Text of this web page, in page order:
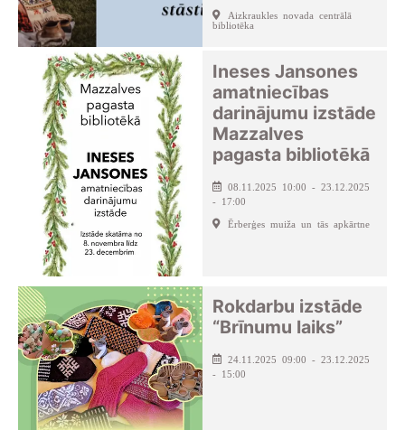
Aizkraukles novada centrālā
bibliotēka
Ineses Jansones
amatniecības
darinājumu izstāde
Mazzalves
pagasta bibliotēkā
08.11.2025 10:00 - 23.12.2025
- 17:00
Ērberģes muiža un tās apkārtne
Rokdarbu izstāde
“Brīnumu laiks”
24.11.2025 09:00 - 23.12.2025
- 15:00